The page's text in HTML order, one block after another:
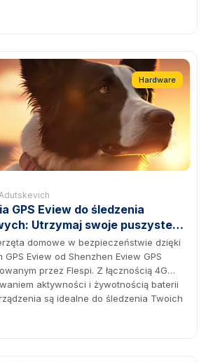
GPS Eview do śledzenia
Utrzymaj swoje puszyste
z GPS-Trace!
domowe w bezpieczeństwie dzięki
Eview od Shenzhen Eview GPS
przez Flespi. Z łącznością 4G
aktywności i żywotnością baterii
są idealne do śledzenia Twoich
Hardware